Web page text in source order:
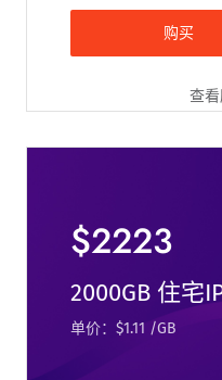
购买
查
$2223
2000GB 住宅
单价：$1.11 /GB